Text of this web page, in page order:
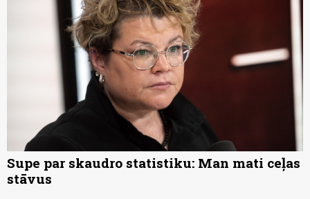
Supe par skaudro statistiku: Man mati ceļas
stāvus